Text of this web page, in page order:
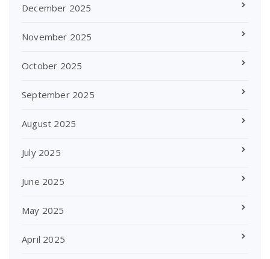
December 2025
November 2025
October 2025
September 2025
August 2025
July 2025
June 2025
May 2025
April 2025